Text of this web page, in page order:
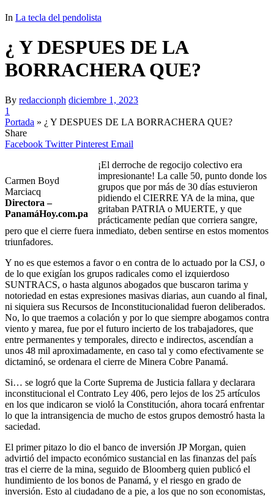
In La tecla del pendolista
¿ Y DESPUES DE LA
BORRACHERA QUE?
By redaccionph diciembre 1, 2023
1
Portada » ¿ Y DESPUES DE LA BORRACHERA QUE?
Share
Facebook Twitter Pinterest Email
Carmen Boyd
Marciacq
Directora –
PanamáHoy.com.pa
¡El derroche de regocijo colectivo era
impresionante! La calle 50, punto donde los
grupos que por más de 30 días estuvieron
pidiendo el CIERRE YA de la mina, que
gritaban PATRIA o MUERTE, y que
prácticamente pedían que corriera sangre,
pero que el cierre fuera inmediato, deben sentirse en estos momentos
triunfadores.
Y no es que estemos a favor o en contra de lo actuado por la CSJ, o
de lo que exigían los grupos radicales como el izquierdoso
SUNTRACS, o hasta algunos abogados que buscaron tarima y
notoriedad en estas expresiones masivas diarias, aun cuando al final,
ni siquiera sus Recursos de Inconstitucionalidad fueron deliberados.
No, lo que traemos a colación y por lo que siempre abogamos contra
viento y marea, fue por el futuro incierto de los trabajadores, que
entre permanentes y temporales, directo e indirectos, ascendían a
unos 48 mil aproximadamente, en caso tal y como efectivamente se
dictaminó, se ordenara el cierre de Minera Cobre Panamá.
Si… se logró que la Corte Suprema de Justicia fallara y declarara
inconstitucional el Contrato Ley 406, pero lejos de los 25 artículos
en los que indicaron se violó la Constitución, ahora tocará enfrentar
lo que la intransigencia de mucho de estos grupos demostró hasta la
saciedad.
El primer pitazo lo dio el banco de inversión JP Morgan, quien
advirtió del impacto económico sustancial en las finanzas del país
tras el cierre de la mina, seguido de Bloomberg quien publicó el
hundimiento de los bonos de Panamá, y el riesgo en grado de
inversión. Esto al ciudadano de a pie, a los que no son economistas,